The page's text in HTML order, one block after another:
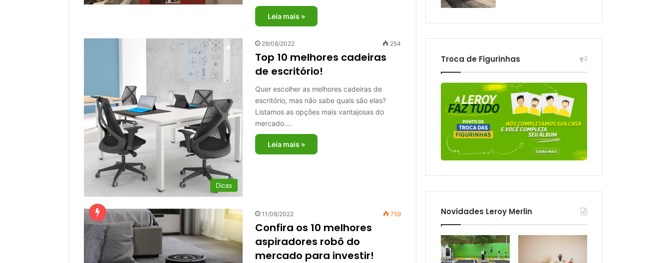
Leia mais »
Dicas
29/08/2022 254
Top 10 melhores cadeiras
de escritório!
Quer escolher as melhores cadeiras de
escritório, mas não sabe quais são elas?
Listamos as opções mais vantajosas do
mercado.…
Leia mais »
11/08/2022 759
Confira os 10 melhores
aspiradores robô do
mercado para investir!
Troca de Figurinhas
Novidades Leroy Merlin